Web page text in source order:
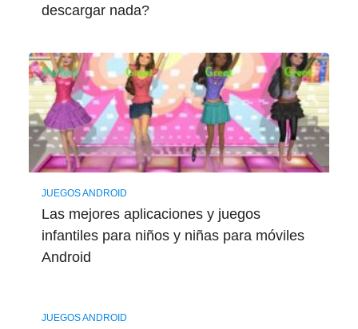
descargar nada?
JUEGOS ANDROID
Las mejores aplicaciones y juegos
infantiles para niños y niñas para móviles
Android
JUEGOS ANDROID